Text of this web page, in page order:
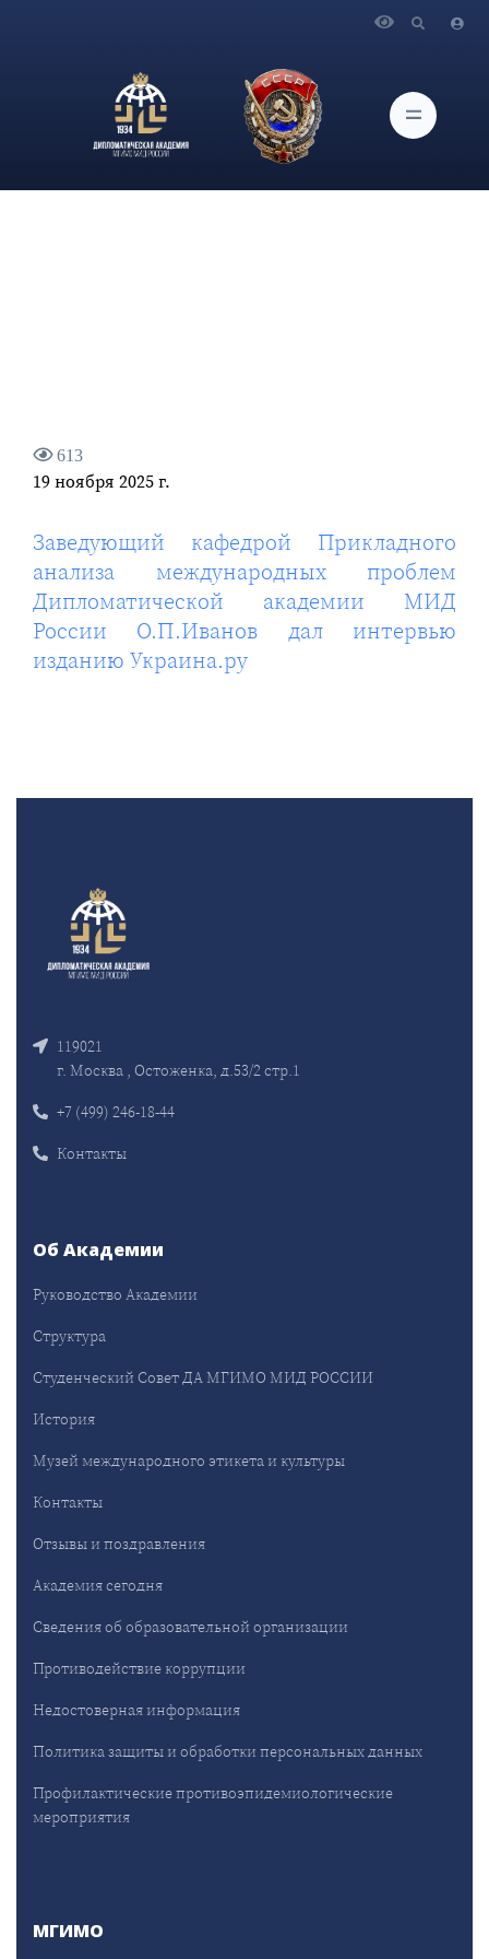
международных проблем Дипломатической академии МИД
России О.П.Иванов дал интервью изданию Украина.ру
613
19 ноября 2025 г.
Заведующий кафедрой Прикладного
анализа международных проблем
Дипломатической академии МИД
России О.П.Иванов дал интервью
изданию Украина.ру
119021
г. Москва , Остоженка, д.53/2 стр.1
+7 (499) 246-18-44
Контакты
Об Академии
Руководство Академии
Структура
Студенческий Совет ДА МГИМО МИД РОССИИ
История
Музей международного этикета и культуры
Контакты
Отзывы и поздравления
Академия сегодня
Сведения об образовательной организации
Противодействие коррупции
Недостоверная информация
Политика защиты и обработки персональных данных
Профилактические противоэпидемиологические
мероприятия
МГИМО